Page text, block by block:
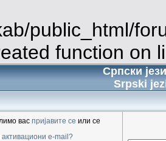
public_html/
function on
Српски
Srpski
вас пријавите се или се
активациони e-mail?